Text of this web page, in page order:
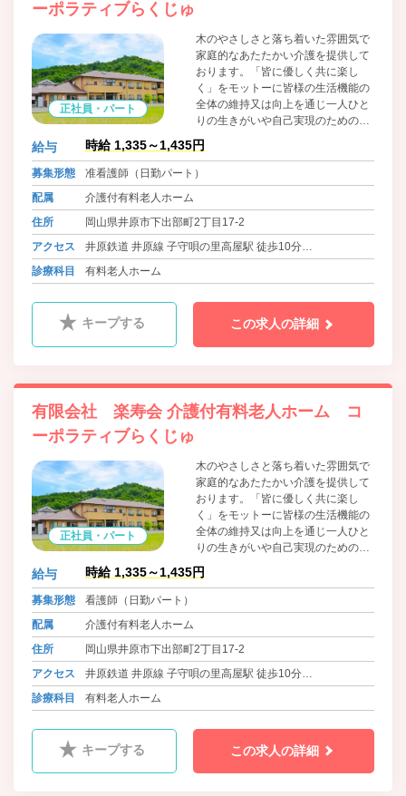
ーポラティブらくじゅ
正社員・パート
木のやさしさと落ち着いた雰囲気で
家庭的なあたたかい介護を提供して
おります。「皆に優しく共に楽し
く」をモットーに皆様の生活機能の
全体の維持又は向上を通じ一人ひと
りの生きがいや自己実現のための取
り組みを総合的に支援し、生活の質
の向上に努めております。食材は地
場のものにこだわり、魚は魚市場、
お米は井原産のものを使用していま
ただきたいと、和食を中心に洋食、
中華とバラエティに富んだメニュー
を用意し、管理栄養士がご入居者様
が高くバランスの取れた食事を毎日
提供しています。
給与 時給 1,335～1,435円
募集形態
准看護師（日勤パート）
配属
介護付有料老人ホーム
住所
岡山県井原市下出部町2丁目17-2
アクセス
井原鉄道 井原線 子守唄の里高屋駅 徒歩10分
バス 井原あいあいバス 下出部町二丁目 徒歩2分
診療科目 有料老人ホーム
キープする この求人の詳細
有限会社 楽寿会 介護付有料老人ホーム コ
ーポラティブらくじゅ
正社員・パート
木のやさしさと落ち着いた雰囲気で
家庭的なあたたかい介護を提供して
おります。「皆に優しく共に楽し
く」をモットーに皆様の生活機能の
全体の維持又は向上を通じ一人ひと
りの生きがいや自己実現のための取
り組みを総合的に支援し、生活の質
の向上に努めております。食材は地
お米は井原産のものを使用していま
ただきたいと、和食を中心に洋食、
中華とバラエティに富んだメニュー
を用意し、管理栄養士がご入居者様
が高くバランスの取れた食事を毎日
提供しています。
給与 時給 1,335～1,435円
募集形態
看護師（日勤パート）
配属
介護付有料老人ホーム
住所
岡山県井原市下出部町2丁目17-2
アクセス
井原鉄道 井原線 子守唄の里高屋駅 徒歩10分
バス 井原あいあいバス 下出部町二丁目 徒歩2分
診療科目 有料老人ホーム
キープする この求人の詳細